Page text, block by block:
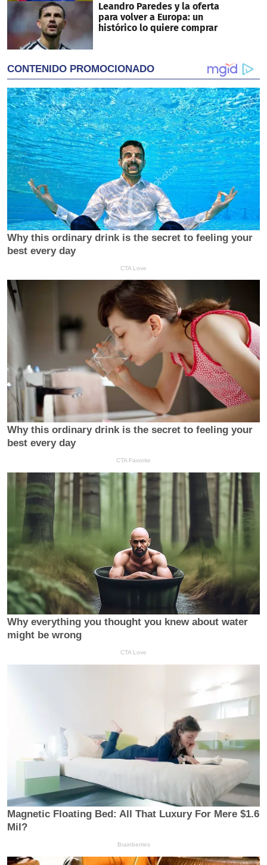
Leandro Paredes y la oferta
para volver a Europa: un
histórico lo quiere comprar